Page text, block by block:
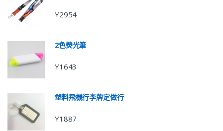
Y2954
2色熒光筆
Y1643
塑料飛機行李牌定做行
Y1887